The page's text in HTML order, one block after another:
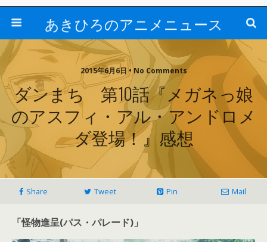
あきひろのアニメニュース
2015年6月6日 • No Comments
ダンまち 第10話『メガネっ娘
のアスフィ・アル・アンドロメ
ダ登場！』感想
Share Tweet Pin Mail
「怪物進呈(パス・パレード)」